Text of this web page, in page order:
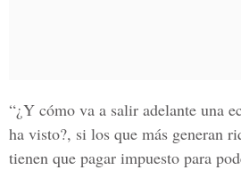
“¿Y cómo va a salir adelante una
ha visto?, si los que más generan
tienen que pagar impuesto para